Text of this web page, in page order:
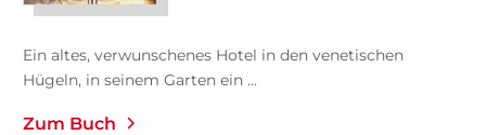
Ein altes, verwunschenes Hotel in den venetischen
Hügeln, in seinem Garten ein ...
Zum Buch